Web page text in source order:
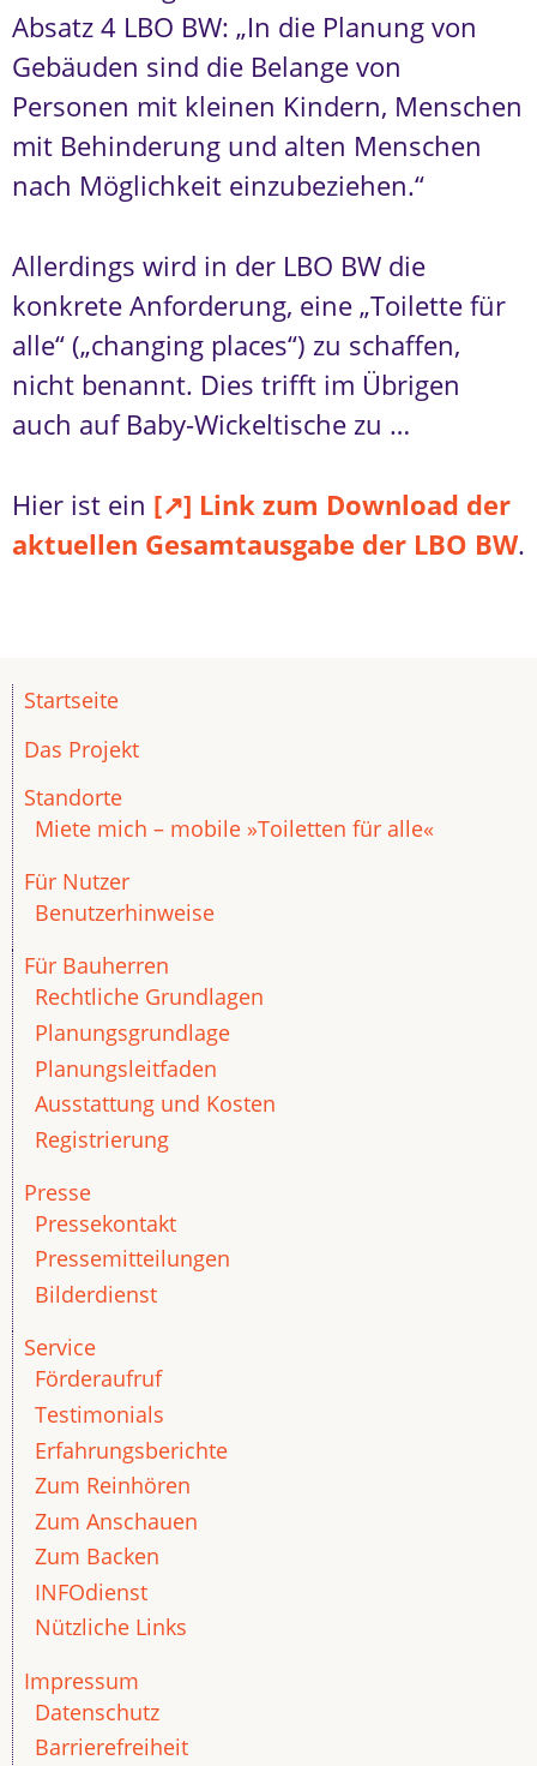
Absatz 4 LBO BW: „In die Planung von
Gebäuden sind die Belange von
Personen mit kleinen Kindern, Menschen
mit Behinderung und alten Menschen
nach Möglichkeit einzubeziehen.“
Allerdings wird in der LBO BW die
konkrete Anforderung, eine „Toilette für
alle“ („changing places“) zu schaffen,
nicht benannt. Dies trifft im Übrigen
auch auf Baby-Wickeltische zu …
Hier ist ein [↗] Link zum Download der
aktuellen Gesamtausgabe der LBO BW.
Startseite
Das Projekt
Standorte
Miete mich – mobile »Toiletten für alle«
Für Nutzer
Benutzerhinweise
Für Bauherren
Rechtliche Grundlagen
Planungsgrundlage
Planungsleitfaden
Ausstattung und Kosten
Registrierung
Presse
Pressekontakt
Pressemitteilungen
Bilderdienst
Service
Förderaufruf
Testimonials
Erfahrungsberichte
Zum Reinhören
Zum Anschauen
Zum Backen
INFOdienst
Nützliche Links
Impressum
Datenschutz
Barrierefreiheit